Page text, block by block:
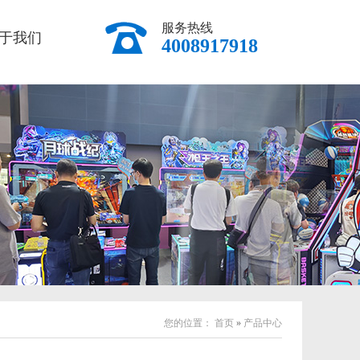
我们
服务热线
4008917918
您的位置： 首页 » 产品中心